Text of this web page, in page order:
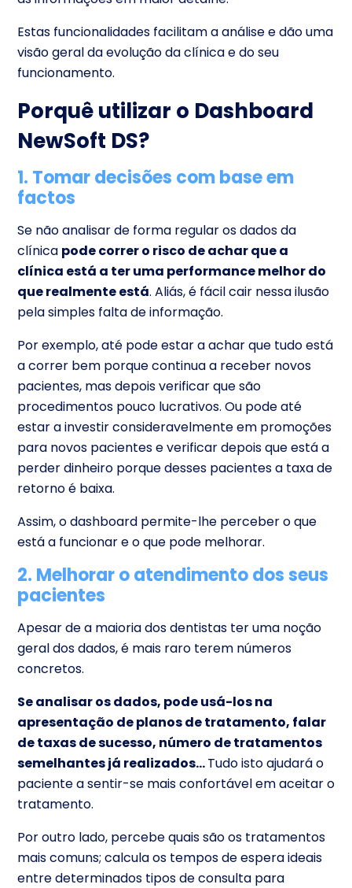
Estas funcionalidades facilitam a análise e dão uma
visão geral da evolução da clínica e do seu
funcionamento.
Porquê utilizar o Dashboard
NewSoft DS?
1. Tomar decisões com base em
factos
Se não analisar de forma regular os dados da
clínica pode correr o risco de achar que a
clínica está a ter uma performance melhor do
que realmente está. Aliás, é fácil cair nessa ilusão
pela simples falta de informação.
Por exemplo, até pode estar a achar que tudo está
a correr bem porque continua a receber novos
pacientes, mas depois verificar que são
procedimentos pouco lucrativos. Ou pode até
estar a investir consideravelmente em promoções
para novos pacientes e verificar depois que está a
perder dinheiro porque desses pacientes a taxa de
retorno é baixa.
Assim, o dashboard permite-lhe perceber o que
está a funcionar e o que pode melhorar.
2. Melhorar o atendimento dos seus
pacientes
Apesar de a maioria dos dentistas ter uma noção
geral dos dados, é mais raro terem números
concretos.
Se analisar os dados, pode usá-los na
apresentação de planos de tratamento, falar
de taxas de sucesso, número de tratamentos
semelhantes já realizados…Tudo isto ajudará o
paciente a sentir-se mais confortável em aceitar o
tratamento.
Por outro lado, percebe quais são os tratamentos
mais comuns; calcula os tempos de espera ideais
entre determinados tipos de consulta para